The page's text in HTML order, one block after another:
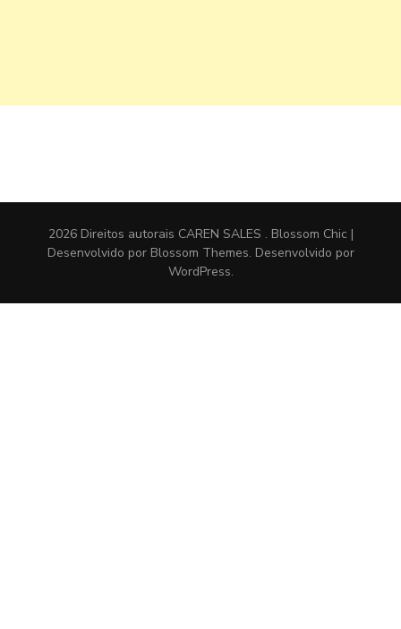
2026 Direitos autorais CAREN SALES . Blossom Chic |
Desenvolvido por Blossom Themes. Desenvolvido por
WordPress.